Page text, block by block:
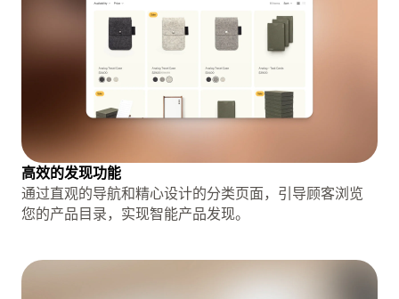
高效的发现功能
通过直观的导航和精心设计的分类页面，引导顾客浏览
您的产品目录，实现智能产品发现。